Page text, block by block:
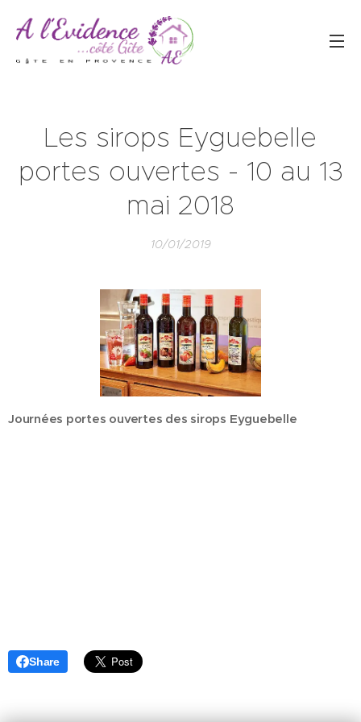
Les sirops Eyguebelle
portes ouvertes - 10 au 13
mai 2018
10/01/2019
Journées portes ouvertes des sirops Eyguebelle
Share